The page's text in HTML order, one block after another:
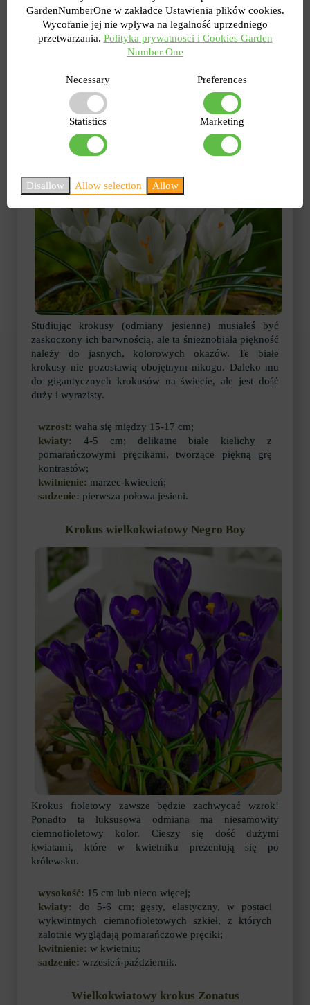
sadzenie:druga połowa września - październik.
Krokus wielkokwiatowy Jeanne d 'Arc
Studiując krokusy (odmiany jesienne) musiałeś być
zaskoczony ich barwnością, ale ta śnieżnobiała piękność
należy do jasnych, kolorowych okazów. Te białe
krokusy nie pozostawią obojętnym nikogo. Daleko mu
do gigantycznych krokusów na świecie, ale jest dość
duży i wyrazisty.
wzrost: waha się między 15-17 cm;
kwiaty: 4-5 cm; delikatne białe kielichy z
pomarańczowymi pręcikami, tworzące piękną grę
kontrastów;
kwitnienie: marzec-kwiecień;
sadzenie: pierwsza połowa jesieni.
Krokus wielkokwiatowy Negro Boy
Krokus fioletowy zawsze będzie zachwycać wzrok!
Ponadto ta luksusowa odmiana ma niesamowity
ciemnofioletowy kolor. Cieszy się dość dużymi
kwiatami, które w kwietniku prezentują się po
królewsku.
wysokość: 15 cm lub nieco więcej;
kwiaty: do 5-6 cm; gęsty, elastyczny, w postaci
wykwintnych ciemnofioletowych szkieł, z których
zalotnie wyglądają pomarańczowe pręciki;
kwitnienie: w kwietniu;
sadzenie: wrzesień-październik.
Wielkokwiatowy krokus Zonatus
GardenNumberOne w zakładce Ustawienia plików cookies.
Wycofanie jej nie wpływa na legalność uprzedniego
przetwarzania. Polityka prywatnosci i Cookies Garden
Number One
Necessary Preferences
Statistics Marketing
Disallow Allow selection Allow